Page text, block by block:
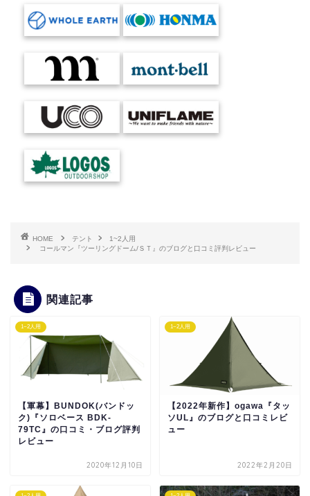
HOME テント
1~2人用
コールマン『ツーリングドーム/ＳＴ』のブログと口コミ評判レビュー
関連記事
1~2人用
【軍幕】BUNDOK(バンドッ
ク)『ソロベース BDK-
79TC』の口コミ・ブログ評判
レビュー
2020年12月10日
1~2人用
【2022年新作】ogawa『タッ
ソUL』のブログと口コミレビ
ュー
2022年2月20日